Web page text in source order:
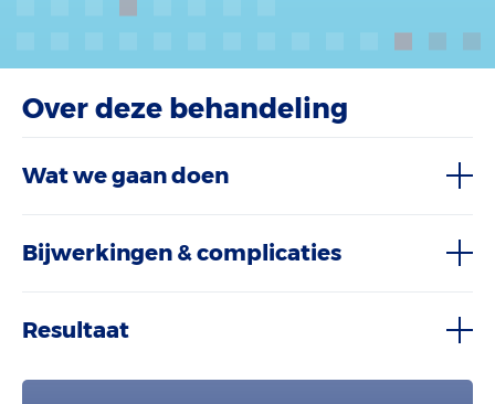
Over deze behandeling
Wat we gaan doen
Bijwerkingen & complicaties
Resultaat